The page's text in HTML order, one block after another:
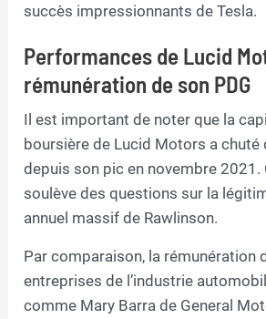
succès impressionnants de Tesla.
Performances de Lucid
rémunération de son PDG
Il est important de noter que la
boursière de Lucid Motors a chuté
depuis son pic en novembre
soulève des questions sur la
annuel massif de Rawlinson.
Par comparaison, la rémunération
entreprises de l’industrie
comme Mary Barra de General